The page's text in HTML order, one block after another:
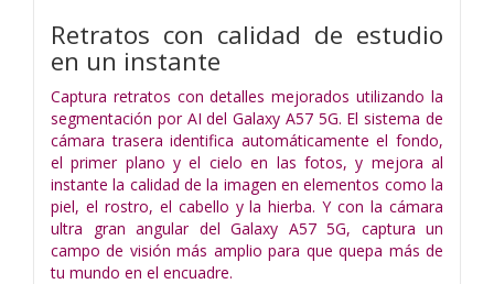
Retratos con calidad de estudio
en un instante
Captura retratos con detalles mejorados utilizando la
segmentación por AI del Galaxy A57 5G. El sistema de
cámara trasera identifica automáticamente el fondo,
el primer plano y el cielo en las fotos, y mejora al
instante la calidad de la imagen en elementos como la
piel, el rostro, el cabello y la hierba. Y con la cámara
ultra gran angular del Galaxy A57 5G, captura un
campo de visión más amplio para que quepa más de
tu mundo en el encuadre.